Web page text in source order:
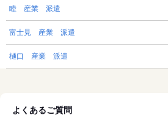
睦 産業 派遣
富士見 産業 派遣
樋口 産業 派遣
よくあるご質問